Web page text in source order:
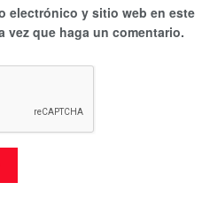
electrónico y sitio web en este
vez que haga un comentario.